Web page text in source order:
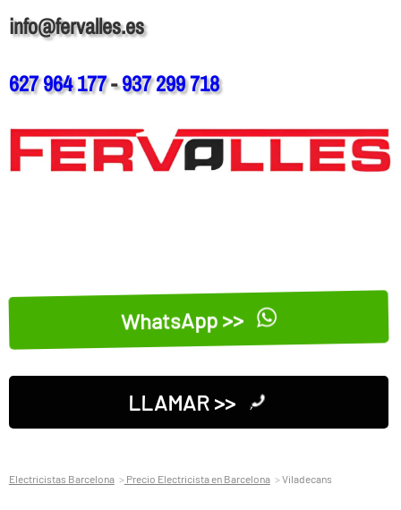
info@fervalles.es
627 964 177-937 299 718
WhatsApp >>
LLAMAR >>
Electricistas Barcelona Precio Electricista en Barcelona Viladecans